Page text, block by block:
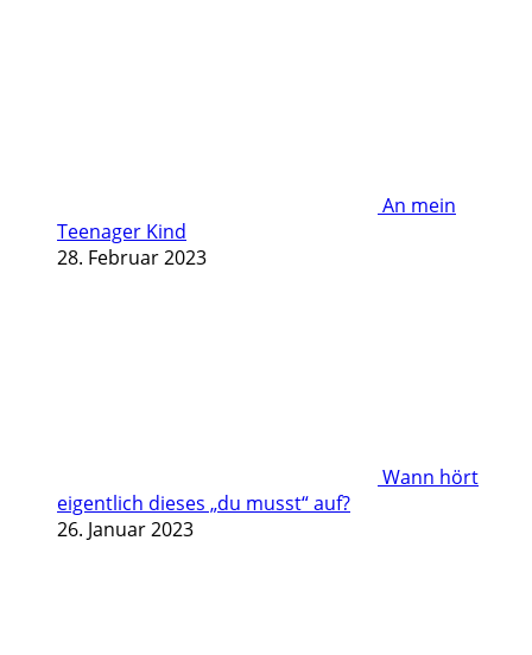
An mein
Teenager Kind
28. Februar 2023
Wann hört
eigentlich dieses „du musst“ auf?
26. Januar 2023